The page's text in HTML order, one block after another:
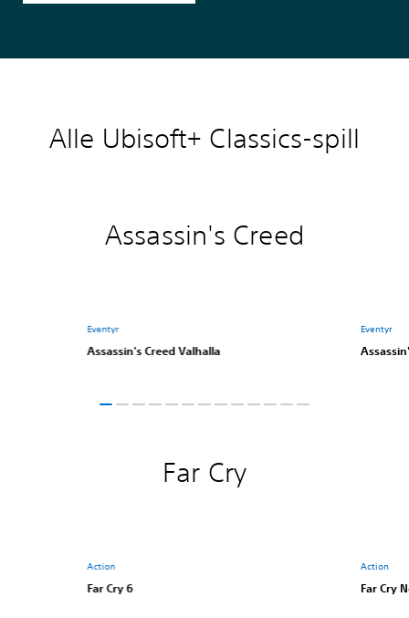
Alle Ubisoft+ Classics-spill
Assassin's Creed
Eventyr
Assassin's Creed Valhalla
Eventyr
Far Cry
Action
Far Cry 6
Action
Far Cry